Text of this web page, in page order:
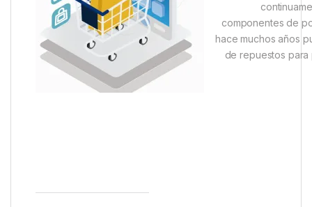
componentes de
hace muchos años
de repuestos